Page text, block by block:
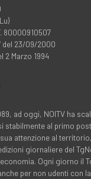
80000910507
del 23/09/2000
2 Marzo 1994
ad oggi, NOITV ha
stabilmente al primo
attenzione al
giornaliere del
Ogni giorno il
per non udenti con